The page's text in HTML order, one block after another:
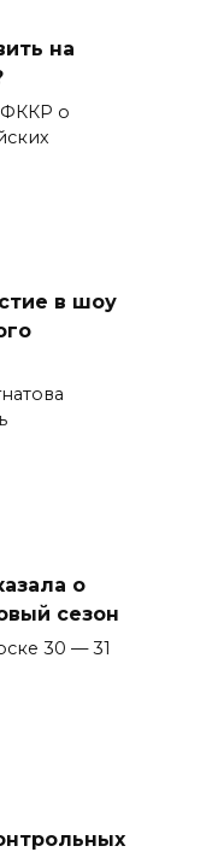
на
о
в шоу
о
сезон
30 — 31